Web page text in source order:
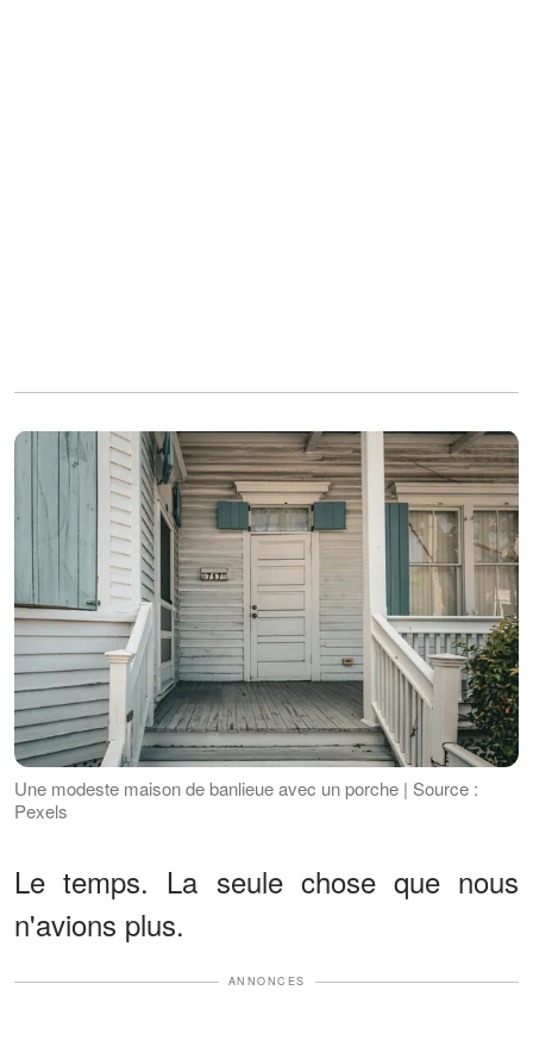
Une modeste maison de banlieue avec un porche | Source :
Pexels
Le temps. La seule chose que nous
n'avions plus.
ANNONCES